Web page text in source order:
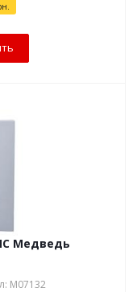
Медведь
М07132